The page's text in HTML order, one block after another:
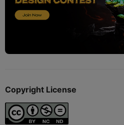
Copyright License